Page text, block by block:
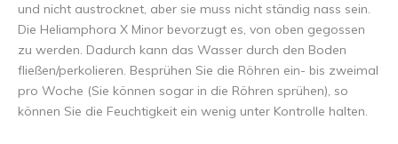
und nicht austrocknet, aber sie muss nicht ständig nass sein.
Die Heliamphora X Minor bevorzugt es, von oben gegossen
zu werden. Dadurch kann das Wasser durch den Boden
fließen/perkolieren. Besprühen Sie die Röhren ein- bis zweimal
pro Woche (Sie können sogar in die Röhren sprühen), so
können Sie die Feuchtigkeit ein wenig unter Kontrolle halten.